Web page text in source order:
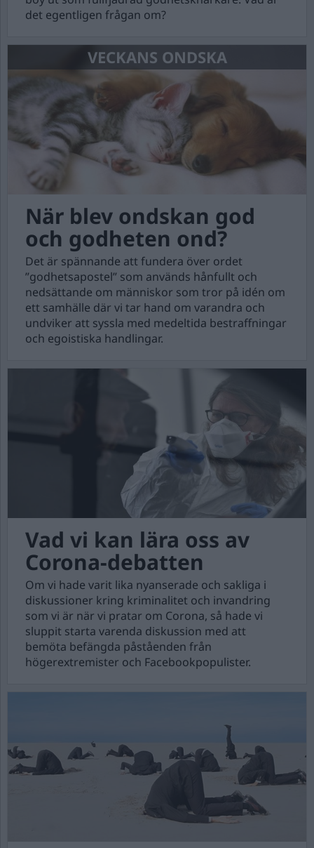
det egentligen frågan om?
VECKANS ONDSKA
När blev ondskan god
och godheten ond?
Det är spännande att fundera över ordet
”godhetsapostel” som används hånfullt och
nedsättande om människor som tror på idén om
ett samhälle där vi tar hand om varandra och
undviker att syssla med medeltida bestraffningar
och egoistiska handlingar.
Vad vi kan lära oss av
Corona-debatten
Om vi hade varit lika nyanserade och sakliga i
diskussioner kring kriminalitet och invandring
som vi är när vi pratar om Corona, så hade vi
sluppit starta varenda diskussion med att
bemöta befängda påståenden från
högerextremister och Facebookpopulister.